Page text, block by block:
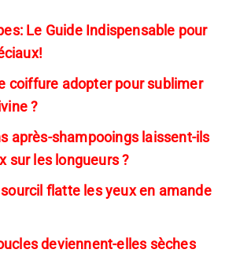
Le Guide Indispensable pour
coiffure adopter pour sublimer
?
après-shampooings laissent-ils
sur les longueurs ?
flatte les yeux en amande
deviennent-elles sèches